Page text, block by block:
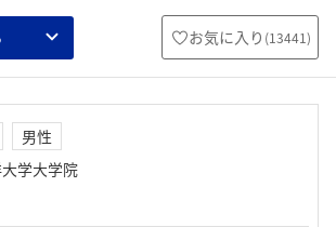
お気に入り (13441)
男性
学大学院